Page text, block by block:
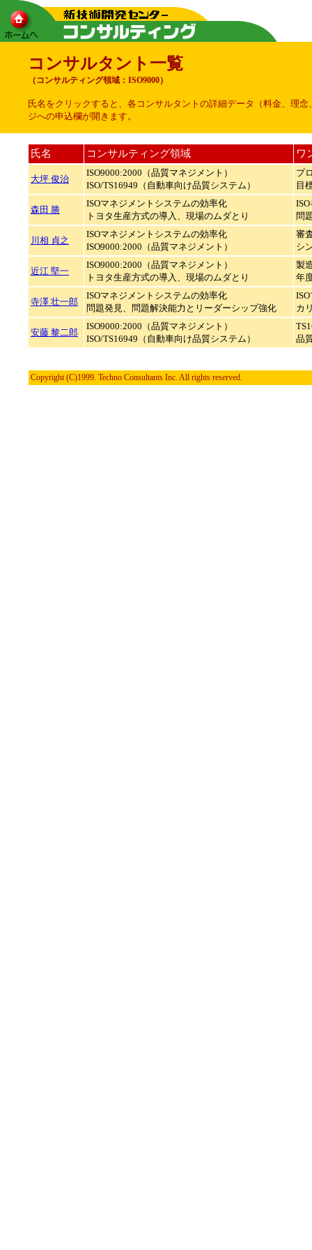
コンサルタント一覧
（コンサルティング領域：ISO9000）
氏名をクリックすると、各コンサルタントの詳細データ（料金、理
ジへの申込欄が開きます。
氏名 コンサルティング領域 ワ
大坪 俊治
ISO9000:2000（品質マネジメント）
ISO/TS16949（自動車向け品質システム）
プ
目
森田 勝
ISOマネジメントシステムの効率化
トヨタ生産方式の導入、現場のムダとり
問
川相 貞之
ISOマネジメントシステムの効率化
ISO9000:2000（品質マネジメント）
審
シ
近江 堅一
ISO9000:2000（品質マネジメント）
トヨタ生産方式の導入、現場のムダとり
製
年
寺澤 壮一郎
ISOマネジメントシステムの効率化
問題発見、問題解決能力とリーダーシップ強化
カ
安藤 黎二郎
ISO9000:2000（品質マネジメント）
ISO/TS16949（自動車向け品質システム）
品
Copyright (C)1999. Techno Consultants Inc. All rights reserved.